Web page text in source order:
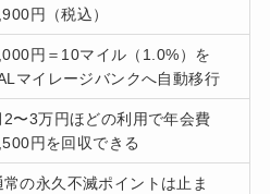
円（税込）
円＝10マイル（1.0%）を
マイレージバンクへ自動移行
2〜3万円ほどの利用で年会費
円を回収できる
常の永久不滅ポイントは止ま